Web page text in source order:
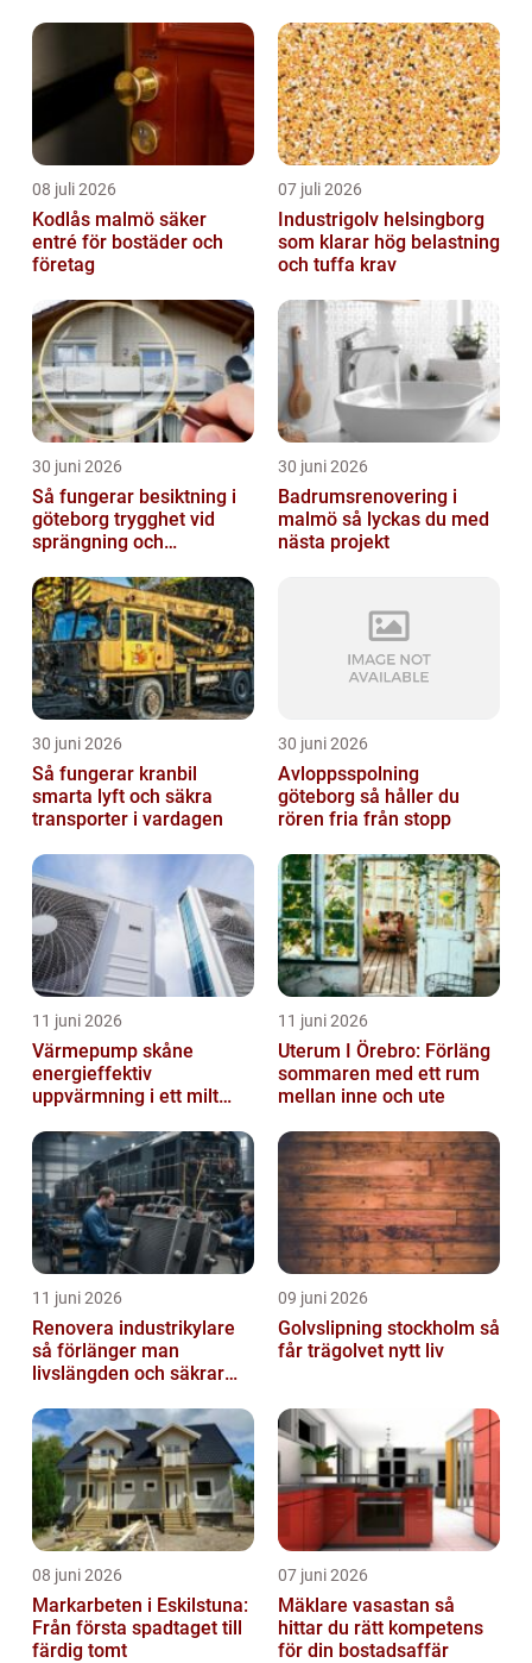
08 juli 2026
Kodlås malmö säker
entré för bostäder och
företag
07 juli 2026
Industrigolv helsingborg
som klarar hög belastning
och tuffa krav
30 juni 2026
Så fungerar besiktning i
göteborg trygghet vid
sprängning och
30 juni 2026
Badrumsrenovering i
malmö så lyckas du med
nästa projekt
30 juni 2026
Så fungerar kranbil
smarta lyft och säkra
transporter i vardagen
30 juni 2026
Avloppsspolning
göteborg så håller du
rören fria från stopp
11 juni 2026
Värmepump skåne
energieffektiv
uppvärmning i ett milt
11 juni 2026
Uterum I Örebro: Förläng
sommaren med ett rum
mellan inne och ute
11 juni 2026
Renovera industrikylare
så förlänger man
livslängden och säkrar
09 juni 2026
Golvslipning stockholm så
får trägolvet nytt liv
08 juni 2026
Markarbeten i Eskilstuna:
Från första spadtaget till
färdig tomt
07 juni 2026
Mäklare vasastan så
hittar du rätt kompetens
för din bostadsaffär